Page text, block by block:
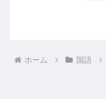
ホーム 国語